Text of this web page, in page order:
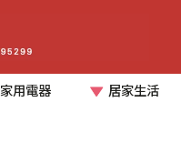
家用電器 居家生活